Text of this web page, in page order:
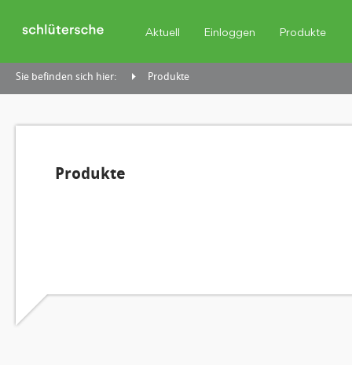
Aktuell Einloggen Produkte
Sie befinden sich hier: Produkte
Produkte